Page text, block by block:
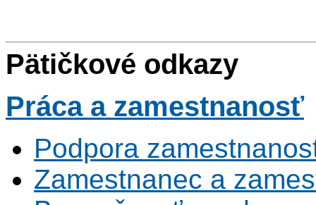
Pätičkové odkazy
Prácaa zamestnanosť
Podpora
Zamestnanec a